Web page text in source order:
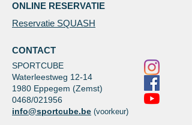
ONLINE RESERVATIE
Reservatie SQUASH
CONTACT
SPORTCUBE
Waterleestweg 12-14
1980 Eppegem (Zemst)
0468/021956
info@sportcube.be (voorkeur)